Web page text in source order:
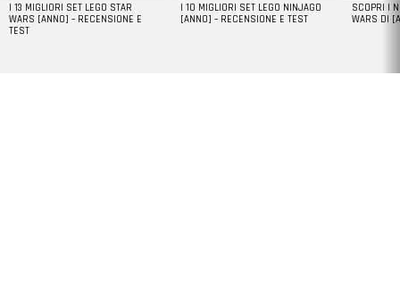
I 13 MIGLIORI SET LEGO STAR
WARS [ANNO] – RECENSIONE E
TEST
I 10 MIGLIORI SET LEGO NINJAGO
[ANNO] – RECENSIONE E TEST
SCOPRI I
WARS DI